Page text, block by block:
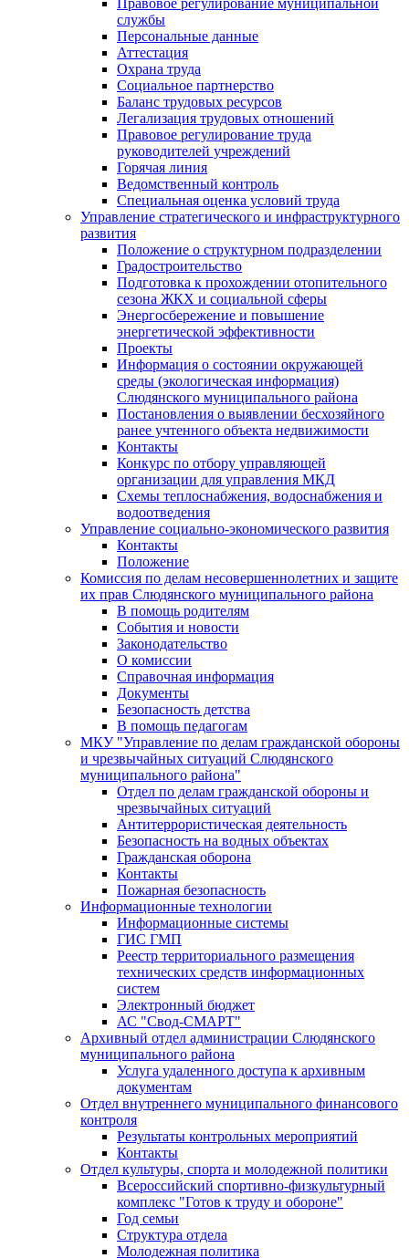
Правовое регулирование муниципальной
службы
Персональные данные
Аттестация
Охрана труда
Социальное партнерство
Баланс трудовых ресурсов
Легализация трудовых отношений
Правовое регулирование труда
руководителей учреждений
Горячая линия
Ведомственный контроль
Специальная оценка условий труда
Управление стратегического и инфраструктурного
развития
Положение о структурном подразделении
Градостроительство
Подготовка к прохождении отопительного
сезона ЖКХ и социальной сферы
Энергосбережение и повышение
энергетической эффективности
Проекты
Информация о состоянии окружающей
среды (экологическая информация)
Слюдянского муниципального района
Постановления о выявлении бесхозяйного
ранее учтенного объекта недвижимости
Контакты
Конкурс по отбору управляющей
организации для управления МКД
Схемы теплоснабжения, водоснабжения и
водоотведения
Управление социально-экономического развития
Контакты
Положение
Комиссия по делам несовершеннолетних и защите
их прав Слюдянского муниципального района
В помощь родителям
События и новости
Законодательство
О комиссии
Справочная информация
Документы
Безопасность детства
В помощь педагогам
МКУ "Управление по делам гражданской обороны
и чрезвычайных ситуаций Слюдянского
муниципального района"
Отдел по делам гражданской обороны и
чрезвычайных ситуаций
Антитеррористическая деятельность
Безопасность на водных объектах
Гражданская оборона
Контакты
Пожарная безопасность
Информационные технологии
Информационные системы
ГИС ГМП
Реестр территориального размещения
технических средств информационных
систем
Электронный бюджет
АС "Свод-СМАРТ"
Архивный отдел администрации Слюдянского
муниципального района
Услуга удаленного доступа к архивным
документам
Отдел внутреннего муниципального финансового
контроля
Результаты контрольных мероприятий
Контакты
Отдел культуры, спорта и молодежной политики
Всероссийский спортивно-физкультурный
комплекс "Готов к труду и обороне"
Год семьи
Структура отдела
Молодежная политика